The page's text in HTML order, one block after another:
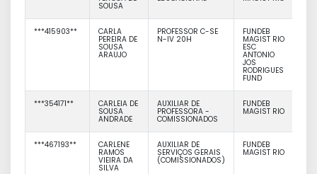
SOUSA
***415903** CARLA
PEREIRA DE
SOUSA
ARAUJO
PROFESSOR C-SE
N-IV 20H
FUNDEB
MAGIST RIO
ESC
ANTONIO
JOS
RODRIGUES
FUND
***354171** CARLEIA DE
SOUSA
ANDRADE
AUXILIAR DE
PROFESSORA -
COMISSIONADOS
FUNDEB
MAGIST RIO
***467193** CARLENE
RAMOS
VIEIRA DA
SILVA
AUXILIAR DE
SERVIÇOS GERAIS
(COMISSIONADOS)
FUNDEB
MAGIST RIO